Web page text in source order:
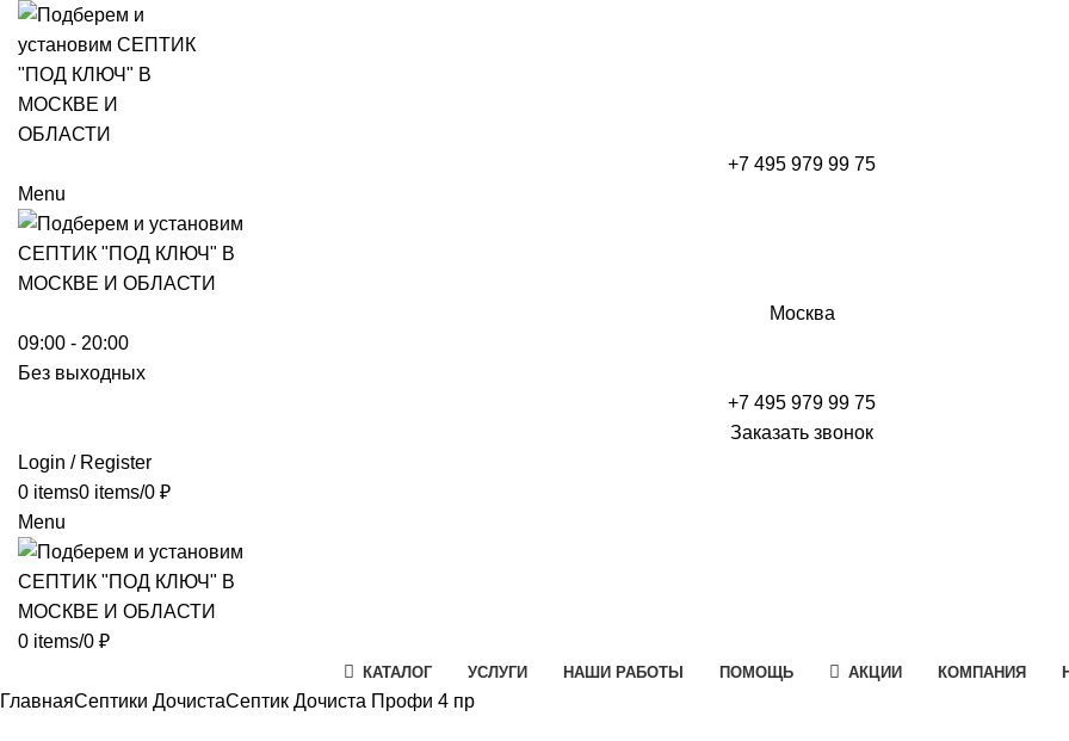
+7 495 979 99 75
Menu
Москва
09:00 - 20:00
Без выходных
+7 495 979 99 75
Заказать звонок
Login / Register
0 items0 items/0 ₽
Menu
0 items/0 ₽
КАТАЛОГ УСЛУГИ НАШИ РАБОТЫ ПОМОЩЬ АКЦИИ КОМПАНИЯ
ГлавнаяСептики ДочистаСептик Дочиста Профи 4 пр